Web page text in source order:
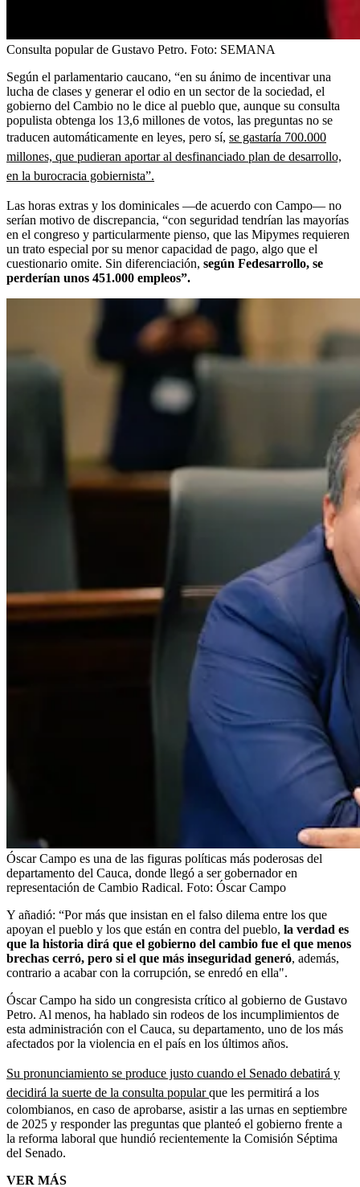
Consulta popular de Gustavo Petro. Foto: SEMANA
Según el parlamentario caucano, “en su ánimo de incentivar una
lucha de clases y generar el odio en un sector de la sociedad, el
gobierno del Cambio no le dice al pueblo que, aunque su consulta
populista obtenga los 13,6 millones de votos, las preguntas no se
traducen automáticamente en leyes, pero sí, se gastaría 700.000
millones, que pudieran aportar al desfinanciado plan de desarrollo,
en la burocracia gobiernista”.
Las horas extras y los dominicales —de acuerdo con Campo— no
serían motivo de discrepancia, “con seguridad tendrían las mayorías
en el congreso y particularmente pienso, que las Mipymes requieren
un trato especial por su menor capacidad de pago, algo que el
cuestionario omite. Sin diferenciación, según Fedesarrollo, se
perderían unos 451.000 empleos”.
Óscar Campo es una de las figuras políticas más poderosas del
departamento del Cauca, donde llegó a ser gobernador en
representación de Cambio Radical. Foto: Óscar Campo
Y añadió: “Por más que insistan en el falso dilema entre los que
apoyan el pueblo y los que están en contra del pueblo, la verdad es
que la historia dirá que el gobierno del cambio fue el que menos
brechas cerró, pero si el que más inseguridad generó, además,
contrario a acabar con la corrupción, se enredó en ella".
Óscar Campo ha sido un congresista crítico al gobierno de Gustavo
Petro. Al menos, ha hablado sin rodeos de los incumplimientos de
esta administración con el Cauca, su departamento, uno de los más
afectados por la violencia en el país en los últimos años.
Su pronunciamiento se produce justo cuando el Senado debatirá y
decidirá la suerte de la consulta popularque les permitirá a los
colombianos, en caso de aprobarse, asistir a las urnas en septiembre
de 2025 y responder las preguntas que planteó el gobierno frente a
la reforma laboral que hundió recientemente la Comisión Séptima
del Senado.
VER MÁS